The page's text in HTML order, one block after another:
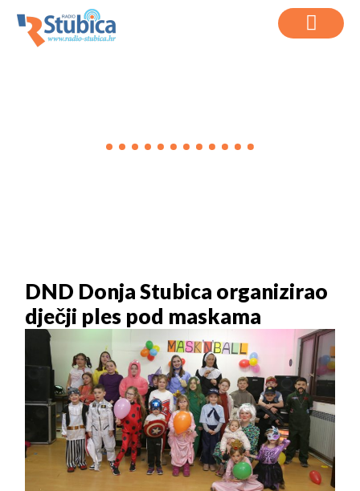
DND Donja Stubica organizirao
dječji ples pod maskama